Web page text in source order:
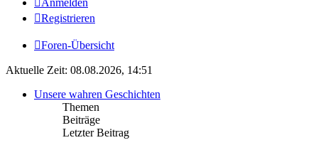
Anmelden
Registrieren
Foren-Übersicht
Aktuelle Zeit: 08.08.2026, 14:51
Unsere wahren Geschichten
Themen
Beiträge
Letzter Beitrag